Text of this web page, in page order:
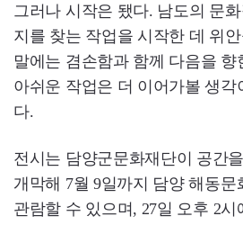
그러나 시작은 됐다. 남도의 문
지를 찾는 작업을 시작한 데 위
말에는 겸손함과 함께 다음을
아쉬운 작업은 더 이어가볼 생각
다.
전시는 담양군문화재단이 공간
개막해 7월 9일까지 담양 해동문
관람할 수 있으며, 27일 오후 2